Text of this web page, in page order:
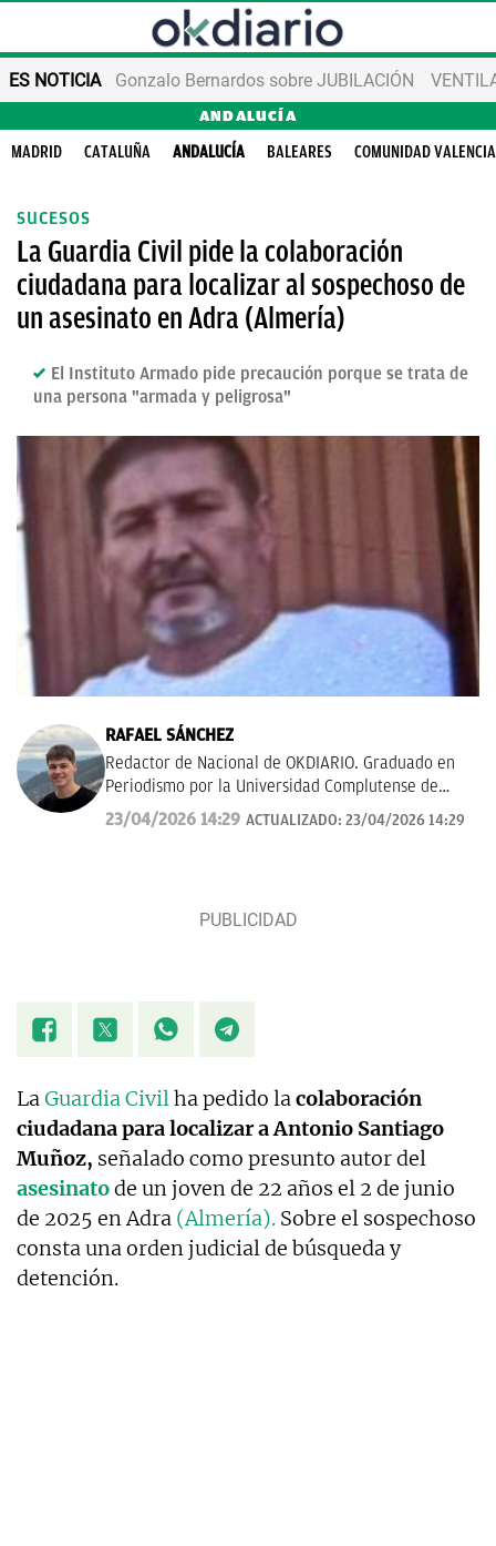
ES NOTICIA Gonzalo Bernardos sobre JUBILACIÓN
ANDALUCÍA
MADRID CATALUÑA ANDALUCÍA BALEARES COMUNIDAD
SUCESOS
La Guardia Civil pide la colaboración
ciudadana para localizar al sospechoso de
un asesinato en Adra (Almería)
El Instituto Armado pide precaución porque se trata de
una persona "armada y peligrosa"
RAFAEL SÁNCHEZ
Redactor de Nacional de OKDIARIO. Graduado en
Periodismo por la Universidad Complutense de
Madrid.rafael.sanchez@okdiario.com
23/04/2026 14:29 ACTUALIZADO: 23/04/2026 14:29
LaGuardia Civilha pedido lacolaboración
ciudadana para localizar a Antonio Santiago
Muñoz, señalado como presunto autor del
asesinatode un joven de 22 años el 2 de junio
de 2025 en Adra (Almería). Sobre el sospechoso
consta una orden judicial de búsqueda y
detención.